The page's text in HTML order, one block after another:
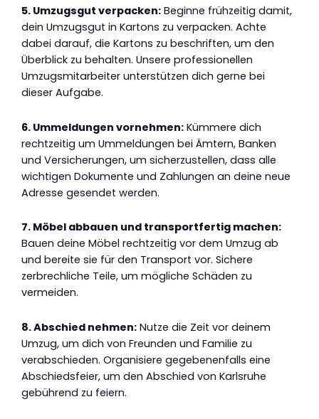
5. Umzugsgut verpacken: Beginne frühzeitig damit,
dein Umzugsgut in Kartons zu verpacken. Achte
dabei darauf, die Kartons zu beschriften, um den
Überblick zu behalten. Unsere professionellen
Umzugsmitarbeiter unterstützen dich gerne bei
dieser Aufgabe.
6. Ummeldungen vornehmen: Kümmere dich
rechtzeitig um Ummeldungen bei Ämtern, Banken
und Versicherungen, um sicherzustellen, dass alle
wichtigen Dokumente und Zahlungen an deine neue
Adresse gesendet werden.
7. Möbel abbauen und transportfertig machen:
Bauen deine Möbel rechtzeitig vor dem Umzug ab
und bereite sie für den Transport vor. Sichere
zerbrechliche Teile, um mögliche Schäden zu
vermeiden.
8. Abschied nehmen: Nutze die Zeit vor deinem
Umzug, um dich von Freunden und Familie zu
verabschieden. Organisiere gegebenenfalls eine
Abschiedsfeier, um den Abschied von Karlsruhe
gebührend zu feiern.